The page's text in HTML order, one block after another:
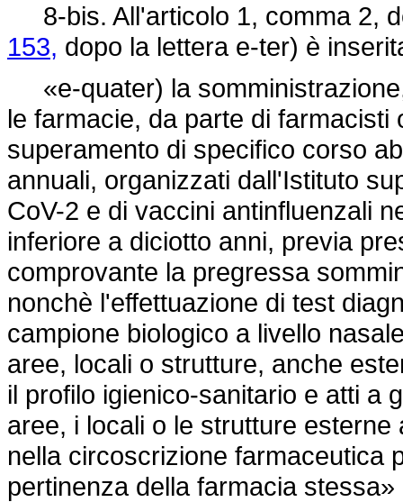
8-bis. All'articolo 1, comma 2,
153, dopo la lettera e-ter) è
«e-quater) la
le farmacie, da parte di
superamento di specifico corso
annuali, organizzati dall'Istituto
CoV-2 e di vaccini antinfluenzali
inferiore a diciotto anni, previa
comprovante la pregressa
nonchè l'effettuazione di test
campione biologico a livello
aree, locali o strutture, anche
il profilo igienico-sanitario e atti a
aree, i locali o le strutture
nella circoscrizione farmaceutica
pertinenza della farmacia stessa»